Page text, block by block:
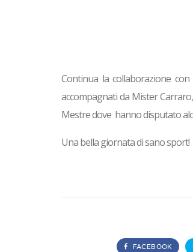
Continua la collaborazione con
accompagnati da Mister
Mestre dove hanno disputato
Una bella giornata di sano sport!
FACEBOOK